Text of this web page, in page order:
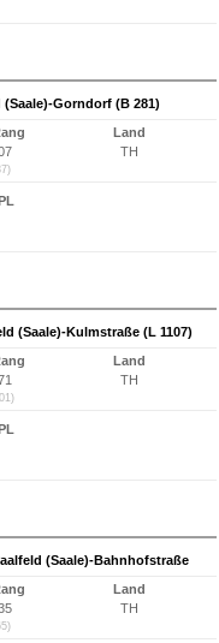
Gorndorf (B 281)
Land
TH
(Saale)-Kulmstraße (L 1107)
Land
TH
(Saale)-Bahnhofstraße
Land
TH